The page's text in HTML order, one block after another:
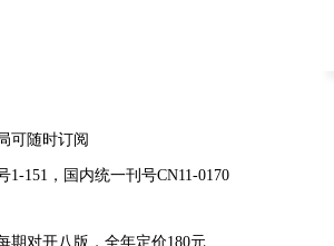
随时订阅
151，国内统一刊号CN11-0170
对开八版，全年定价180元